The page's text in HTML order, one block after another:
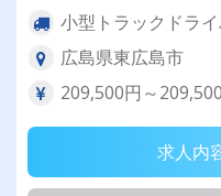
小型トラックドラ
広島県東広島市
209,500円～
求人内